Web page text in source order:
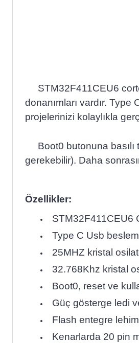
STM32F411CEU6
donanımları vardır.
projelerinizi kolaylıkla
Boot0 butonuna basılı
gerekebilir). Daha
Özellikler:
STM32F411CEU6
Type C Usb
25MHZ kristal
32.768Khz kristal
Boot0, reset ve
Güç gösterge ledi
Flash entegre
Kenarlarda 20 pin